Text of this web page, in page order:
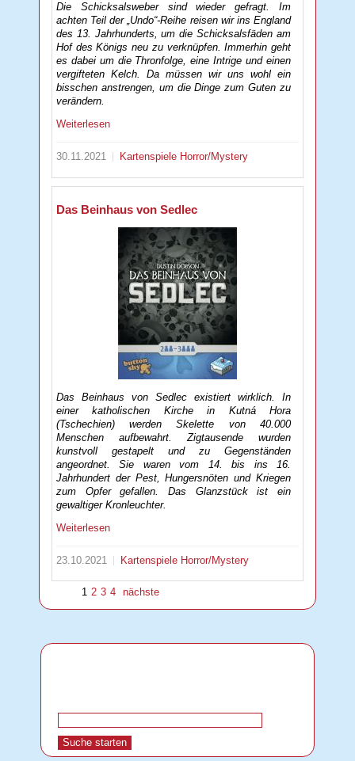
Die Schicksalsweber sind wieder gefragt. Im
achten Teil der „Undo“-Reihe reisen wir ins England
des 13. Jahrhunderts, um die Schicksalsfäden am
Hof des Königs neu zu verknüpfen. Immerhin geht
es dabei um die Thronfolge, eine Intrige und einen
vergifteten Kelch. Da müssen wir uns wohl ein
bisschen anstrengen, um die Dinge zum Guten zu
verändern.
Weiterlesen
30.11.2021 Kartenspiele Horror/Mystery
Das Beinhaus von Sedlec
Das Beinhaus von Sedlec existiert wirklich. In
einer katholischen Kirche in Kutná Hora
(Tschechien) werden Skelette von 40.000
Menschen aufbewahrt. Zigtausende wurden
kunstvoll gestapelt und zu Gegenständen
angeordnet. Sie waren vom 14. bis ins 16.
Jahrhundert der Pest, Hungersnöten und Kriegen
zum Opfer gefallen. Das Glanzstück ist ein
gewaltiger Kronleuchter.
Weiterlesen
23.10.2021 Kartenspiele Horror/Mystery
1 2 3 4 nächste